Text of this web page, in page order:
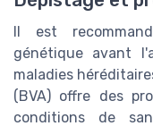
Il est
génétique avant
maladies
(BVA) offre des
conditions de